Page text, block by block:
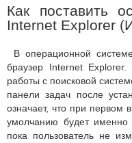
Как поставить
Internet Explorer
В операционной
браузер Internet
работы с поисковой
панели задач после
означает, что при первом
умолчанию будет
пока пользователь не